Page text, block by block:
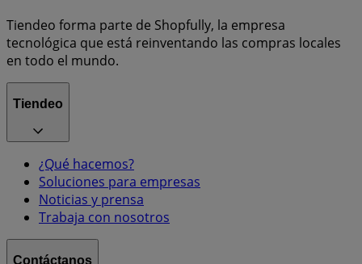
Tiendeo forma parte de Shopfully, la empresa
tecnológica que está reinventando las compras locales
en todo el mundo.
Tiendeo
¿Qué hacemos?
Soluciones para empresas
Noticias y prensa
Trabaja con nosotros
Contáctanos